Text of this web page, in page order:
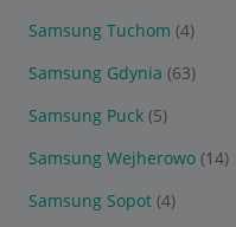
Samsung Tuchom (4)
Samsung Gdynia (63)
Samsung Puck (5)
Samsung Wejherowo (14)
Samsung Sopot (4)